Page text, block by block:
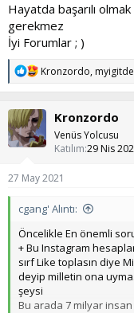
Hayatda başarılı
gerekmez
İyi Forumlar ; )
T
p
k
i
l
e
Kronzordo,
Kronzordo
Venüs Yolcusu
Katılım 29 Nis
27 May 2021
cgang' Alıntı:
Öncelikle En önemli
+ Bu Instagram
sırf Like toplasın diye
deyip milletin ona
şeysi
Bu arada 7 milyar